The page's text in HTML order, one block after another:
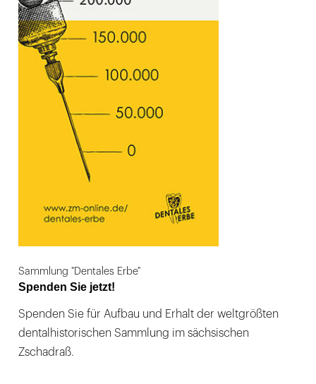
Sammlung "Dentales Erbe"
Spenden Sie jetzt!
Spenden Sie für Aufbau und Erhalt der weltgrößten
dentalhistorischen Sammlung im sächsischen
Zschadraß.